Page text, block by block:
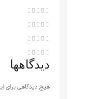
دیدگاهها
هیچ دیدگاهی